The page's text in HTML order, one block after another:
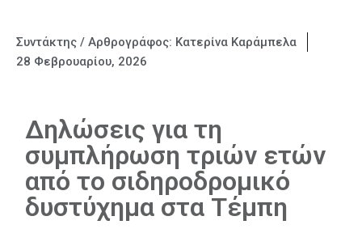
Συντάκτης / Αρθρογράφος: Κατερίνα Καράμπελα
28 Φεβρουαρίου, 2026
Δηλώσεις για τη
συμπλήρωση τριών ετών
από το σιδηροδρομικό
δυστύχημα στα Τέμπη